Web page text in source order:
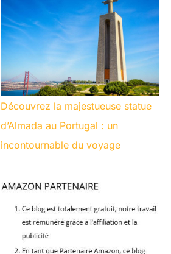
Découvrez la majestueuse statue
d’Almada au Portugal : un
incontournable du voyage